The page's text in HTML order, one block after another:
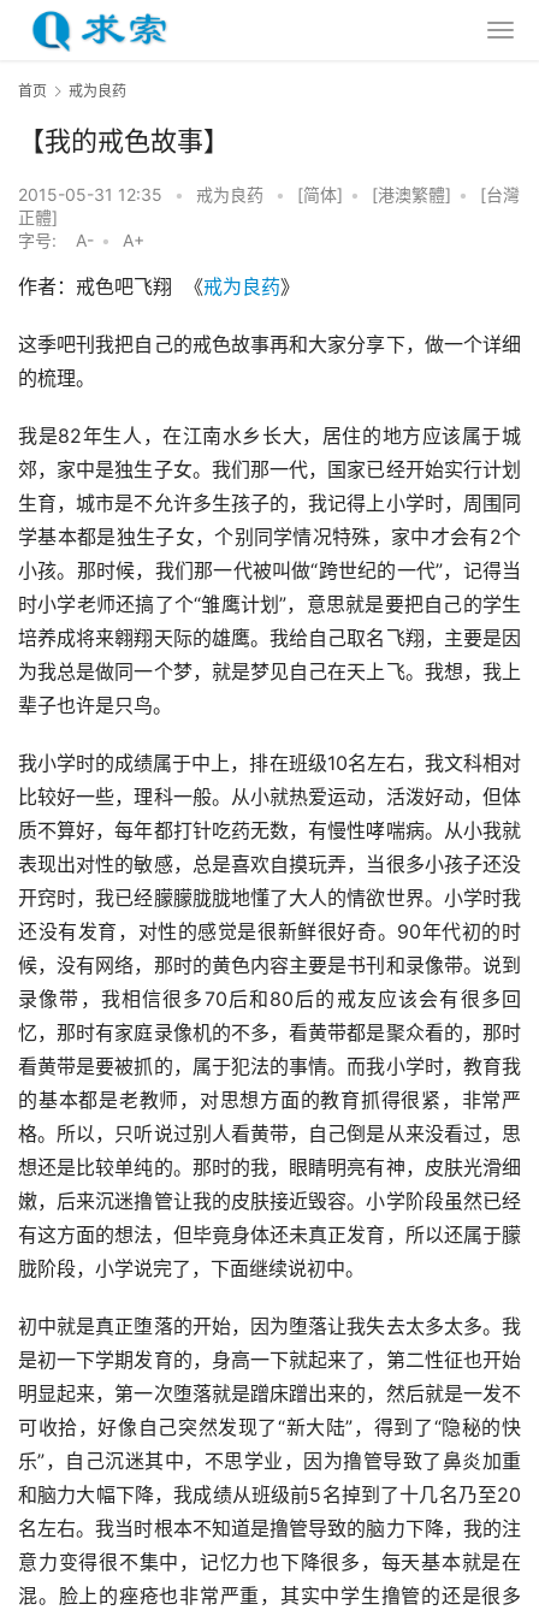
首页 戒为良药
【我的戒色故事】
2015-05-31 12:35 • 戒为良药 • [简体] • [港澳繁體] •
[台灣
正體]
字号:
A- • A+
作者：戒色吧飞翔  《戒为良药》
这季吧刊我把自己的戒色故事再和大家分享下，做一个详细
的梳理。
我是82年生人，在江南水乡长大，居住的地方应该属于城
郊，家中是独生子女。我们那一代，国家已经开始实行计划
生育，城市是不允许多生孩子的，我记得上小学时，周围同
学基本都是独生子女，个别同学情况特殊，家中才会有2个
小孩。那时候，我们那一代被叫做“跨世纪的一代”，记得当
时小学老师还搞了个“雏鹰计划”，意思就是要把自己的学生
培养成将来翱翔天际的雄鹰。我给自己取名飞翔，主要是因
为我总是做同一个梦，就是梦见自己在天上飞。我想，我上
辈子也许是只鸟。
我小学时的成绩属于中上，排在班级10名左右，我文科相对
比较好一些，理科一般。从小就热爱运动，活泼好动，但体
质不算好，每年都打针吃药无数，有慢性哮喘病。从小我就
表现出对性的敏感，总是喜欢自摸玩弄，当很多小孩子还没
开窍时，我已经朦朦胧胧地懂了大人的情欲世界。小学时我
还没有发育，对性的感觉是很新鲜很好奇。90年代初的时
候，没有网络，那时的黄色内容主要是书刊和录像带。说到
录像带，我相信很多70后和80后的戒友应该会有很多回
忆，那时有家庭录像机的不多，看黄带都是聚众看的，那时
看黄带是要被抓的，属于犯法的事情。而我小学时，教育我
的基本都是老教师，对思想方面的教育抓得很紧，非常严
格。所以，只听说过别人看黄带，自己倒是从来没看过，思
想还是比较单纯的。那时的我，眼睛明亮有神，皮肤光滑细
嫩，后来沉迷撸管让我的皮肤接近毁容。小学阶段虽然已经
有这方面的想法，但毕竟身体还未真正发育，所以还属于朦
胧阶段，小学说完了，下面继续说初中。
初中就是真正堕落的开始，因为堕落让我失去太多太多。我
是初一下学期发育的，身高一下就起来了，第二性征也开始
明显起来，第一次堕落就是蹭床蹭出来的，然后就是一发不
可收拾，好像自己突然发现了“新大陆”，得到了“隐秘的快
乐”，自己沉迷其中，不思学业，因为撸管导致了鼻炎加重
和脑力大幅下降，我成绩从班级前5名掉到了十几名乃至20
名左右。我当时根本不知道是撸管导致的脑力下降，我的注
意力变得很不集中，记忆力也下降很多，每天基本就是在
混。脸上的痤疮也非常严重，其实中学生撸管的还是很多